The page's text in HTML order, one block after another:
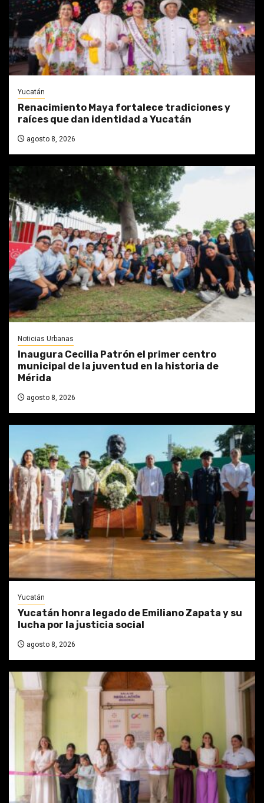
Yucatán
Renacimiento Maya fortalece tradiciones y
raíces que dan identidad a Yucatán
agosto 8, 2026
Noticias Urbanas
Inaugura Cecilia Patrón el primer centro
municipal de la juventud en la historia de
Mérida
agosto 8, 2026
Yucatán
Yucatán honra legado de Emiliano Zapata y su
lucha por la justicia social
agosto 8, 2026